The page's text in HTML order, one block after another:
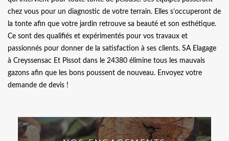
chez vous pour un diagnostic de votre terrain. Elles s’occuperont de
la tonte afin que votre jardin retrouve sa beauté et son esthétique.
Ce sont des qualifiés et expérimentés pour vos travaux et
passionnés pour donner de la satisfaction à ses clients. SA Elagage
à Creyssensac Et Pissot dans le 24380 élimine tous les mauvais
gazons afin que les bons poussent de nouveau. Envoyez votre
demande de devis !